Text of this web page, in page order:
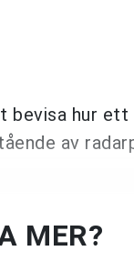
hur
av
MER?